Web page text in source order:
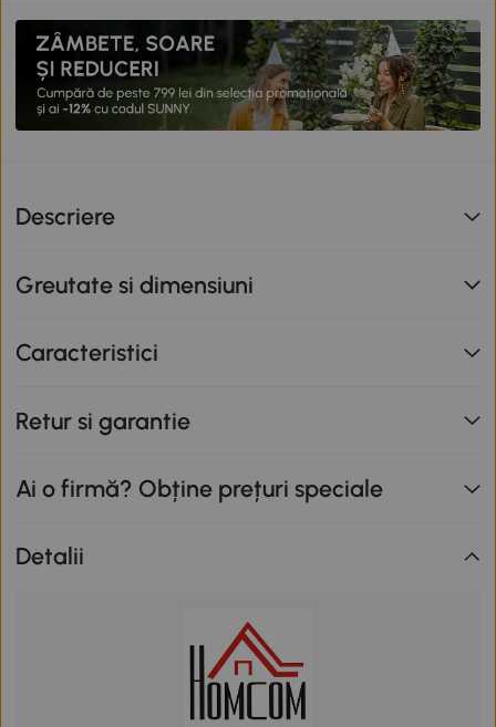
Descriere
Greutate si dimensiuni
Caracteristici
Retur si garantie
Ai o firmă? Obține prețuri speciale
Detalii